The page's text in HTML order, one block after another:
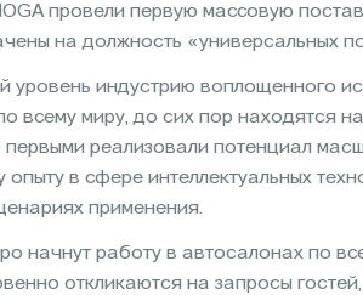
провели первую массовую
на должность «универсальных
индустрию воплощенного
всему миру, до сих пор находятся
первыми реализовали потенциал
в сфере интеллектуальных
применения.
начнут работу в автосалонах по
откликаются на запросы